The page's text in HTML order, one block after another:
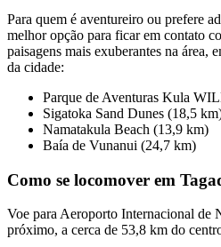
Para quem é aventureiro ou prefere
melhor opção para ficar em contato
paisagens mais exuberantes na área,
da cidade:
Parque de Aventuras Kula
Sigatoka Sand Dunes (18,5
Namatakula Beach (13,9 km)
Baía de Vunanui (24,7 km)
Como se locomover em
Voe para Aeroporto Internacional
próximo, a cerca de 53,8 km do